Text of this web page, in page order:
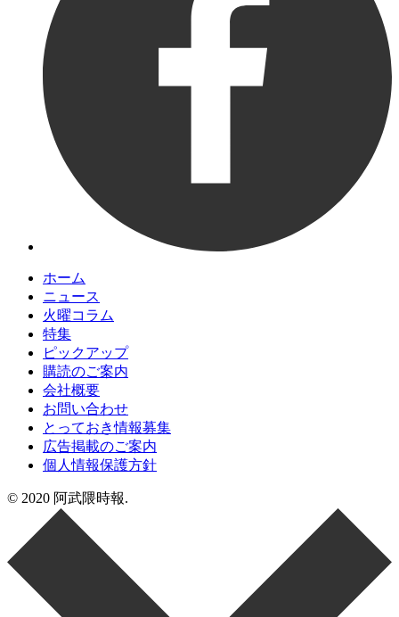
ホーム
ニュース
火曜コラム
特集
ピックアップ
購読のご案内
会社概要
お問い合わせ
とっておき情報募集
広告掲載のご案内
個人情報保護方針
© 2020 阿武隈時報.